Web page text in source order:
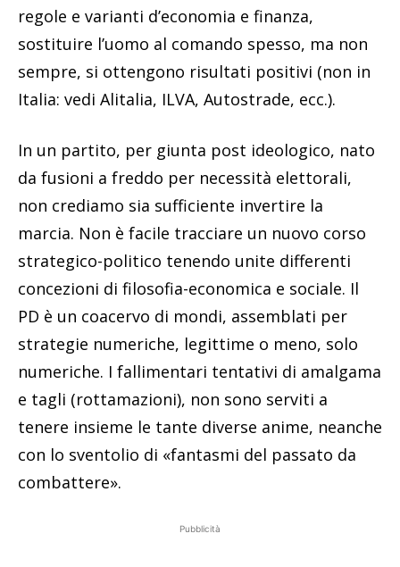
regole e varianti d’economia e finanza,
sostituire l’uomo al comando spesso, ma non
sempre, si ottengono risultati positivi (non in
Italia: vedi Alitalia, ILVA, Autostrade, ecc.).
In un partito, per giunta post ideologico, nato
da fusioni a freddo per necessità elettorali,
non crediamo sia sufficiente invertire la
marcia. Non è facile tracciare un nuovo corso
strategico-politico tenendo unite differenti
concezioni di filosofia-economica e sociale. Il
PD è un coacervo di mondi, assemblati per
strategie numeriche, legittime o meno, solo
numeriche. I fallimentari tentativi di amalgama
e tagli (rottamazioni), non sono serviti a
tenere insieme le tante diverse anime, neanche
con lo sventolio di «fantasmi del passato da
combattere».
Pubblicità